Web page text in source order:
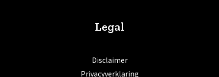
Legal
Disclaimer
Privacyverklaring